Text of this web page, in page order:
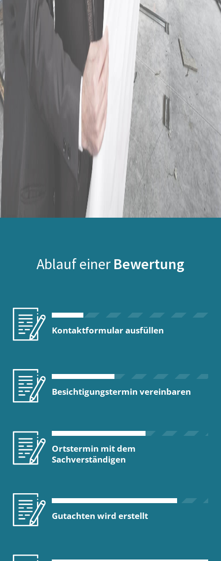
Ablauf einer Bewertung
Kontaktformular ausfüllen
Besichtigungstermin vereinbaren
Ortstermin mit dem
Sachverständigen
Gutachten wird erstellt